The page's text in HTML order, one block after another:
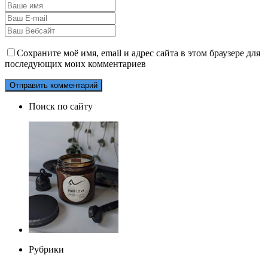
Сохраните моё имя, email и адрес сайта в этом браузере для
последующих моих комментариев
Поиск по сайту
Рубрики